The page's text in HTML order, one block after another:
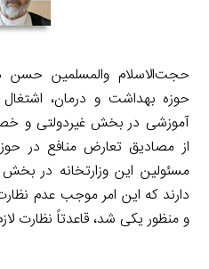
حجت‌الاسلام والمسلمین
حوزه بهداشت و درمان،
آموزشی در بخش غیردولتی و
از مصادیق تعارض منافع در
مسئولین این وزارتخانه در
دارند که این امر موجب عدم
و منظور یکی شد، قاعدتاً نظارت